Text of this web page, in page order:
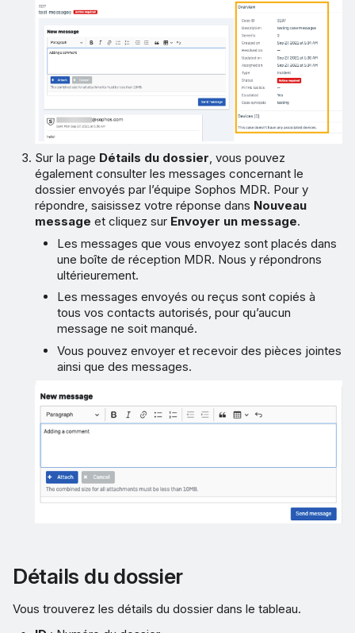
Sur la page Détails du dossier, vous pouvez
également consulter les messages concernant le
dossier envoyés par l’équipe Sophos MDR. Pour y
répondre, saisissez votre réponse dans Nouveau
message et cliquez sur Envoyer un message.
Les messages que vous envoyez sont placés dans
une boîte de réception MDR. Nous y répondrons
ultérieurement.
Les messages envoyés ou reçus sont copiés à
tous vos contacts autorisés, pour qu’aucun
message ne soit manqué.
Vous pouvez envoyer et recevoir des pièces jointes
ainsi que des messages.
Détails du dossier
Vous trouverez les détails du dossier dans le tableau.